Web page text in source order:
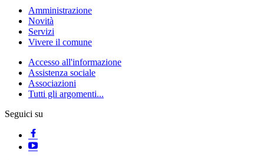
Amministrazione
Novità
Servizi
Vivere il comune
Accesso all'informazione
Assistenza sociale
Associazioni
Tutti gli argomenti...
Seguici su